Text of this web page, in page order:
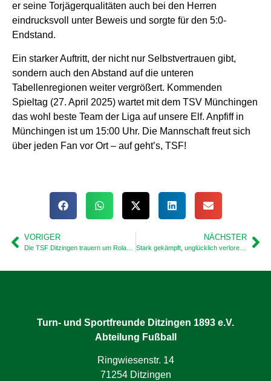
er seine Torjägerqualitäten auch bei den Herren
eindrucksvoll unter Beweis und sorgte für den 5:0-
Endstand.
Ein starker Auftritt, der nicht nur Selbstvertrauen gibt,
sondern auch den Abstand auf die unteren
Tabellenregionen weiter vergrößert. Kommenden
Spieltag (27. April 2025) wartet mit dem TSV Münchingen
das wohl beste Team der Liga auf unsere Elf. Anpfiff in
Münchingen ist um 15:00 Uhr. Die Mannschaft freut sich
über jeden Fan vor Ort – auf geht’s, TSF!
VORIGER NÄCHSTER
Stark gekämpft, unglücklich verloren – Niederlage in Münchingen
Turn- und Sportfreunde Ditzingen 1893 e.V.
Abteilung Fußball
Ringwiesenstr. 14
71254 Ditzingen